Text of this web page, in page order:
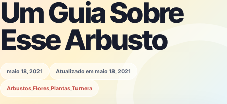
Um Guia Sobre
Esse Arbusto
maio 18, 2021 Atualizado em maio 18, 2021
Arbustos Flores Plantas Turnera